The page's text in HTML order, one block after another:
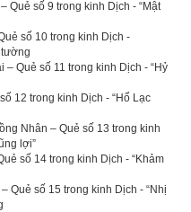
Quẻ số 9 trong kinh Dịch - “Mật
số 10 trong kinh Dịch -
tường
Quẻ số 11 trong kinh Dịch - “Hỷ
12 trong kinh Dịch - “Hổ Lạc
Nhân – Quẻ số 13 trong kinh
lợi”
số 14 trong kinh Dịch - “Khảm
Quẻ số 15 trong kinh Dịch - “Nhị